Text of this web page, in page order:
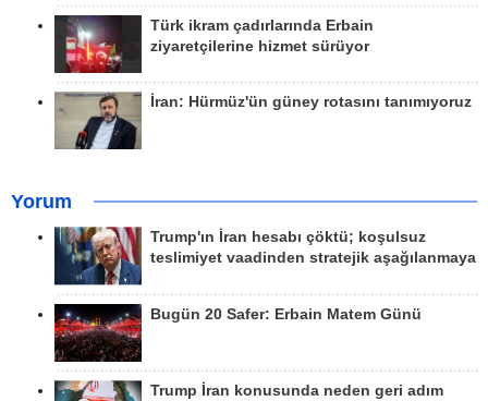
Türk ikram çadırlarında Erbain
ziyaretçilerine hizmet sürüyor
İran: Hürmüz'ün güney rotasını tanımıyoruz
Yorum
Trump'ın İran hesabı çöktü; koşulsuz
teslimiyet vaadinden stratejik aşağılanmaya
Bugün 20 Safer: Erbain Matem Günü
Trump İran konusunda neden geri adım